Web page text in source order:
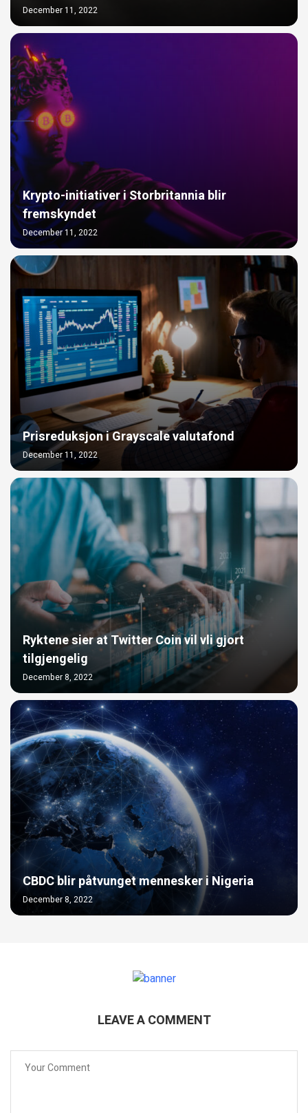
December 11, 2022
Krypto-initiativer i Storbritannia blir
fremskyndet
December 11, 2022
Prisreduksjon i Grayscale valutafond
December 11, 2022
Ryktene sier at Twitter Coin vil vli gjort
tilgjengelig
December 8, 2022
CBDC blir påtvunget mennesker i Nigeria
December 8, 2022
LEAVE A COMMENT